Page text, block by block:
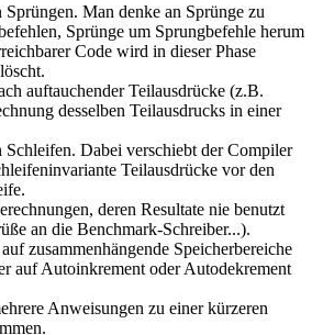
Man denke an Sprünge zu
Sprünge um Sprungbefehle herum
Code wird in dieser Phase
auftauchender Teilausdrücke (z.B.
desselben Teilausdrucks in einer
Dabei verschiebt der Compiler
Teilausdrücke vor den
deren Resultate nie benutzt
an die Benchmark-Schreiber...).
zusammenhängende Speicherbereiche
auf Autoinkrement oder Autodekrement
Anweisungen zu einer kürzeren